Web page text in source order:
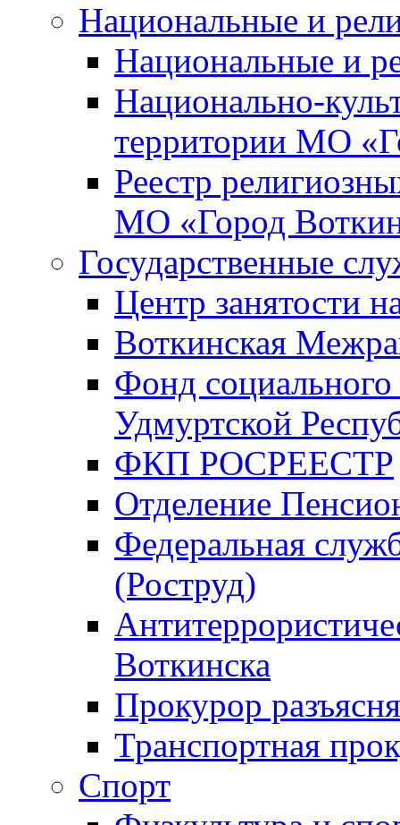
Национальные и
Национальные и
Национально-
территории МО
Реестр
МО «Город
Государственные
Центр занятости
Воткинская
Фонд
Удмуртской
ФКП РОСРЕЕСТР
Отделение
Федеральная
(Роструд)
Воткинска
Прокурор
Транспортная
Спорт